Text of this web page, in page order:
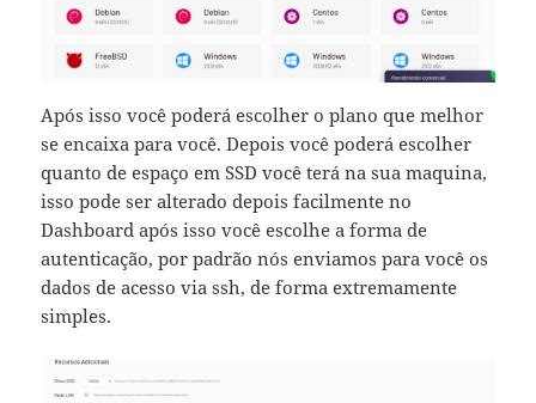
Após isso você poderá escolher o plano que melhor
se encaixa para você. Depois você poderá escolher
quanto de espaço em SSD você terá na sua maquina,
isso pode ser alterado depois facilmente no
Dashboard após isso você escolhe a forma de
autenticação, por padrão nós enviamos para você os
dados de acesso via ssh, de forma extremamente
simples.